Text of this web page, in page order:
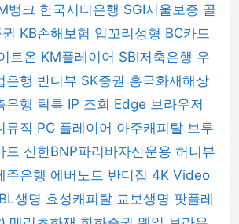
뱅크 한국시티은행 SGI서울보증 골
KB손해보험 입꼬리성형 BC카드
트온 KM플레이어 SBI저축은행 우
은행 반디뷰 SK증권 흥국화재해상
은행 틱톡 IP 조회 Edge 브라우저
뮤직 PC 플레이어 아주캐피탈 브루
드 신한BNP파리바자산운용 허니뷰
주은행 에버노트 반디집 4K Video
생명 효성캐피탈 교보생명 팟플레